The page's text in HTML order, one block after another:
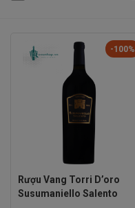
-100%
Rượu Vang Torri D’oro
Susumaniello Salento